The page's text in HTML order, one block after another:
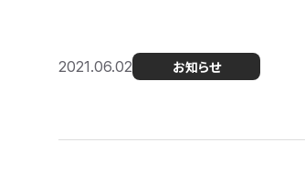
2021.06.02 お知らせ